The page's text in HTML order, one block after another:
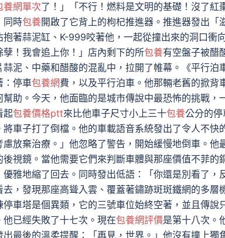
養網單次了！」「不行！燃料是文明的基礎！沒了
同時包養開啟了它背上的枸杞推進器。推進器發出「
抱著蒜泥缸、K-999咬著他，一起從撞出來的洞口衝
孽！我會追上你！」店內剩下的所包養有空盤子被醋
蒜泥、中藥和醋酸的混亂中，拉開了帷幕。《平行
：停車包養網費，以及平行泊車。他那輛老舊的掀
幫助。今天，他面臨的是城市傳說中最恐怖的挑戰
起包養價格ptt來比他車子尺寸小上三十包養公分的
將車子打了倒檔。他的車載語音系統發出了令人不
慮放棄治療。」他忽略了警告，開始緩慢地倒車。
後視鏡。當他需要它們來判斷車體與那座價值不菲
優雅地縮了回去。同時發出低語：「你還是別看了
去，發現那座高聳入雲、覆蓋著鏽跡斑斑鐵網的多
停車塔是個異類，它的三號車位始終空著，並且傳
他已經失敗了十七次。現在包養網評價是第十八次。
出最後的溫柔提醒：「再見，世界。」他沒有撞上